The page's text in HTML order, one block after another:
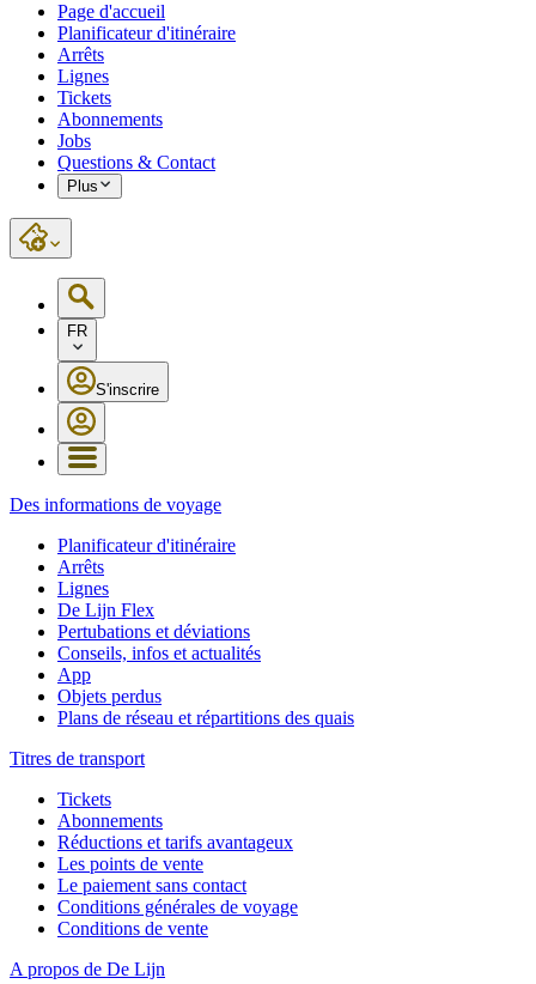
Page d'accueil
Planificateur d'itinéraire
Arrêts
Lignes
Tickets
Abonnements
Jobs
Questions & Contact
Plus
FR
S'inscrire
Des informations de voyage
Planificateur d'itinéraire
Arrêts
Lignes
De Lijn Flex
Pertubations et déviations
Conseils, infos et actualités
App
Objets perdus
Plans de réseau et répartitions des quais
Titres de transport
Tickets
Abonnements
Réductions et tarifs avantageux
Les points de vente
Le paiement sans contact
Conditions générales de voyage
Conditions de vente
A propos de De Lijn